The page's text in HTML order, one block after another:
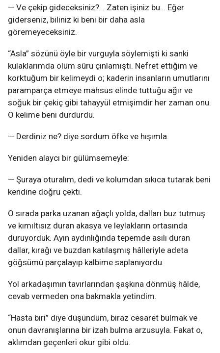
— Ve çekip gideceksiniz?… Zaten işiniz bu… Eğer
giderseniz, biliniz ki beni bir daha asla
göremeyeceksiniz.
“Asla” sözünü öyle bir vurguyla söylemişti ki sanki
kulaklarımda ölüm sûru çınlamıştı. Nefret ettiğim ve
korktuğum bir kelimeydi o; kaderin insanların umutlarını
paramparça etmeye mahsus elinde tuttuğu ağır ve
soğuk bir çekiç gibi tahayyül etmişimdir her zaman onu.
O kelime beni durdurdu.
— Derdiniz ne? diye sordum öfke ve hışımla.
Yeniden alaycı bir gülümsemeyle:
— Şuraya oturalım, dedi ve kolumdan sıkıca tutarak beni
kendine doğru çekti.
O sırada parka uzanan ağaçlı yolda, dalları buz tutmuş
ve kımıltısız duran akasya ve leylakların ortasında
duruyorduk. Ayın aydınlığında tepemde asılı duran
dallar, kırağı ve buzdan katılaşmış hâlleriyle adeta
göğsümü parçalayıp kalbime saplanıyordu.
Yol arkadaşımın tavırlarından şaşkına dönmüş hâlde,
cevab vermeden ona bakmakla yetindim.
“Hasta biri” diye düşündüm, biraz cesaret bulmak ve
onun davranışlarına bir izah bulma arzusuyla. Fakat o,
aklımdan geçenleri okur gibi oldu.